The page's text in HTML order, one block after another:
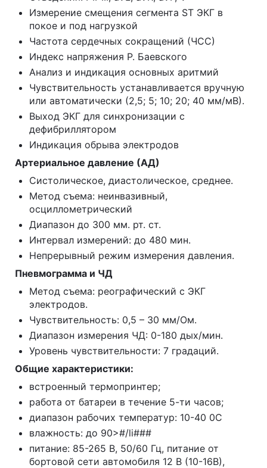
Измерение смещения сегмента ST ЭКГ в
покое и под нагрузкой
Частота сердечных сокращений (ЧСС)
Индекс напряжения Р. Баевского
Анализ и индикация основных аритмий
Чувствительность устанавливается вручную
или автоматически (2,5; 5; 10; 20; 40 мм/мВ).
Выход ЭКГ для синхронизации с
дефибриллятором
Индикация обрыва электродов
Артериальное давление (АД)
Систолическое, диастолическое, среднее.
Метод съема: неинвазивный,
осциллометрический
Диапазон до 300 мм. рт. ст.
Интервал измерений: до 480 мин.
Непрерывный режим измерения давления.
Пневмограмма и ЧД
Метод съема: реографический с ЭКГ
электродов.
Чувствительность: 0,5 – 30 мм/Ом.
Диапазон измерения ЧД: 0-180 дых/мин.
Уровень чувствительности: 7 градаций.
Общие характеристики:
встроенный термопринтер;
работа от батареи в течение 5-ти часов;
диапазон рабочих температур: 10-40 0С
влажность: до 90>#/li###
питание: 85-265 В, 50/60 Гц, питание от
бортовой сети автомобиля 12 В (10-16В),